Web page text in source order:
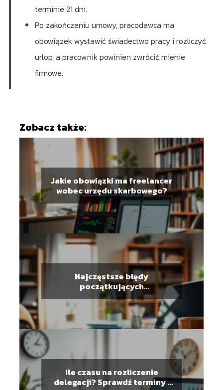
terminie 21 dni.
Po zakończeniu umowy, pracodawca ma
obowiązek wystawić świadectwo pracy i rozliczyć
urlop, a pracownik powinien zwrócić mienie
firmowe.
Zobacz także:
Jakie obowiązki ma freelancer
wobec urzędu skarbowego?
Najczęstsze błędy
początkujących
przedsiębiorców – jak ich
unikać?
Ile czasu na rozliczenie
delegacji? Sprawdź terminy i